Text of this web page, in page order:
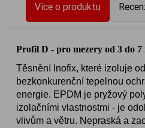
Více o produktu
Profil D - pro mezery od 3 do 7
Těsnění Inofix, které izoluje
bezkonkurenční tepelnou
energie. EPDM je pryžový
izolačními vlastnostmi - je
vlivům a větru. Nepraská a